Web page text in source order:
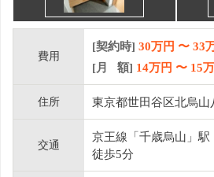
費用
[契約時] 30万円 〜 33
[月 額] 14万円 〜 15
住所 東京都世田谷区北烏山
交通
京王線「千歳烏山」
徒歩5分